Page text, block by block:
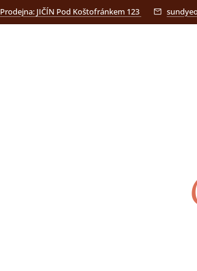
Prodejna: JIČÍN Pod Koštofránkem 123